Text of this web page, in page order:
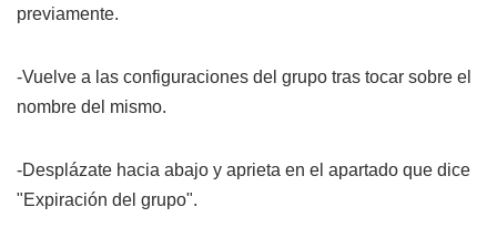
previamente.
-Vuelve a las configuraciones del grupo tras tocar sobre el
nombre del mismo.
-Desplázate hacia abajo y aprieta en el apartado que dice
"Expiración del grupo".